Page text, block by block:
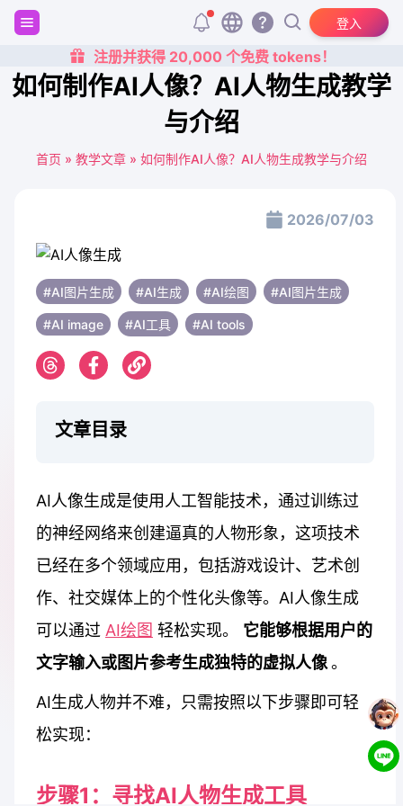
登入
注册并获得 20,000 个免费 tokens！
如何制作AI人像？AI人物生成教学
与介绍
首页 » 教学文章 » 如何制作AI人像？AI人物生成教学与介绍
2026/07/03
#AI图片生成 #AI生成 #AI绘图 #AI图片生成
#AI image #AI工具 #AI tools
文章目录
AI人像生成是使用人工智能技术，通过训练过
的神经网络来创建逼真的人物形象，这项技术
已经在多个领域应用，包括游戏设计、艺术创
作、社交媒体上的个性化头像等。AI人像生成
可以通过 AI绘图 轻松实现。 它能够根据用户的
文字输入或图片参考生成独特的虚拟人像。
AI生成人物并不难，只需按照以下步骤即可轻
松实现：
步骤1：寻找AI人物生成工具